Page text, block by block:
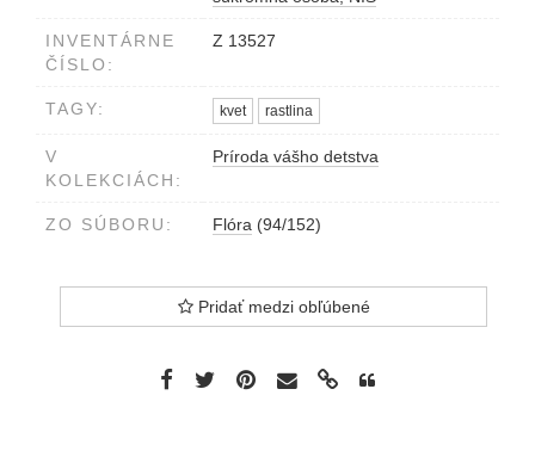
INVENTÁRNE
ČÍSLO:
Z 13527
TAGY: kvet rastlina
V
KOLEKCIÁCH:
Príroda vášho detstva
ZO SÚBORU: Flóra (94/152)
Pridať medzi obľúbené